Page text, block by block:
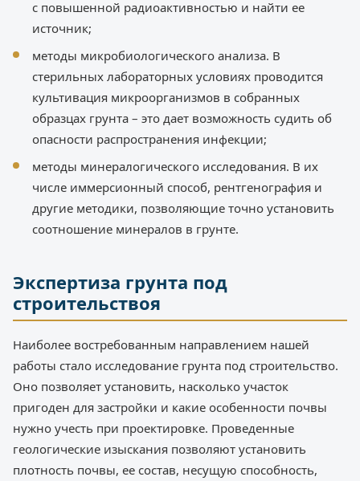
с повышенной радиоактивностью и найти ее
источник;
методы микробиологического анализа. В
стерильных лабораторных условиях проводится
культивация микроорганизмов в собранных
образцах грунта – это дает возможность судить об
опасности распространения инфекции;
методы минералогического исследования. В их
числе иммерсионный способ, рентгенография и
другие методики, позволяющие точно установить
соотношение минералов в грунте.
Экспертиза грунта под
строительствоя
Наиболее востребованным направлением нашей
работы стало исследование грунта под строительство.
Оно позволяет установить, насколько участок
пригоден для застройки и какие особенности почвы
нужно учесть при проектировке. Проведенные
геологические изыскания позволяют установить
плотность почвы, ее состав, несущую способность,